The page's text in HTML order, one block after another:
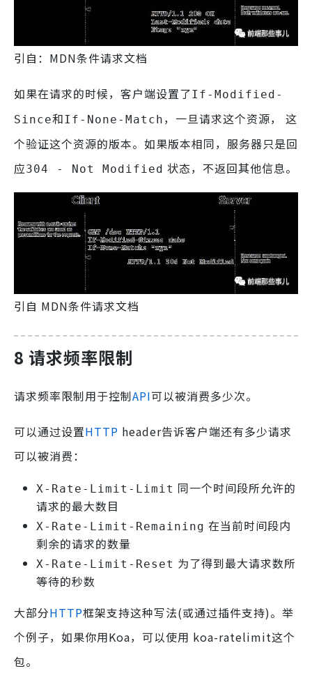
引自： MDN条件请求文档
如果在请求的时候，客户端设置了If-Modified-
Since和If-None-Match ，一旦请求这个资源， 这
个验证这个资源的版本。如果版本相同，服务器只是回
应304 - Not Modified 状态，不返回其他信息。
引自 MDN条件请求文档
8 请求频率限制
请求频率限制用于控制API可以被消费多少次。
可以通过设置HTTP header告诉客户端还有多少请求
可以被消费：
X-Rate-Limit-Limit 同一个时间段所允许的
请求的最大数目
X-Rate-Limit-Remaining 在当前时间段内
剩余的请求的数量
X-Rate-Limit-Reset 为了得到最大请求数所
等待的秒数
大部分HTTP框架支持这种写法(或通过插件支持)。举
个例子，如果你用Koa，可以使用 koa-ratelimit这个
包。